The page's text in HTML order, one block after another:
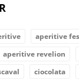
aperitive
aperitive revelion
ciocolata